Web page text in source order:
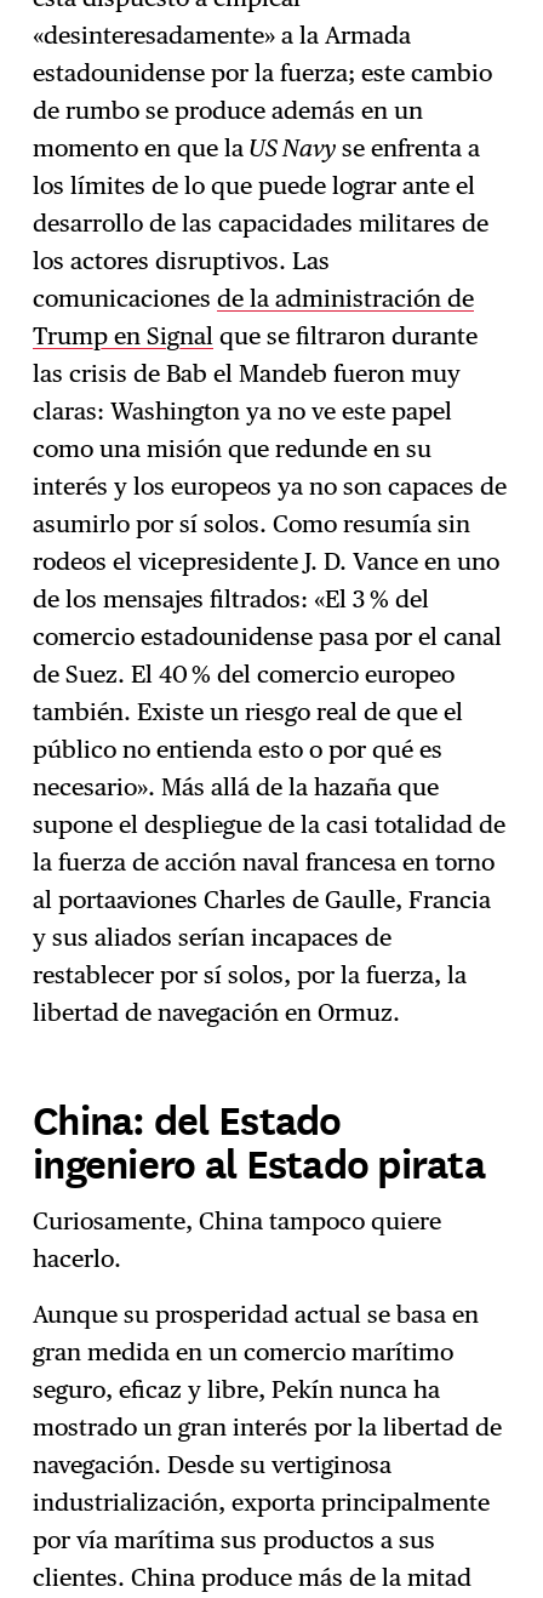
«desinteresadamente» a la Armada
estadounidense por la fuerza; este cambio
de rumbo se produce además en un
momento en que la US Navy se enfrenta a
los límites de lo que puede lograr ante el
desarrollo de las capacidades militares de
los actores disruptivos. Las
comunicacionesde la administración de
Trump en Signal que se filtraron durante
las crisis de Bab el Mandeb fueron muy
claras: Washington ya no ve este papel
como una misión que redunde en su
interés y los europeos ya no son capaces de
asumirlo por sí solos. Como resumía sin
rodeos el vicepresidente J. D. Vance en uno
de los mensajes filtrados: «El 3 % del
comercio estadounidense pasa por el canal
de Suez. El 40 % del comercio europeo
también. Existe un riesgo real de que el
público no entienda esto o por qué es
necesario». Más allá de la hazaña que
supone el despliegue de la casi totalidad de
la fuerza de acción naval francesa en torno
al portaaviones Charles de Gaulle, Francia
y sus aliados serían incapaces de
restablecer por sí solos, por la fuerza, la
libertad de navegación en Ormuz.
China: del Estado
ingeniero al Estado pirata
Curiosamente, China tampoco quiere
hacerlo.
Aunque su prosperidad actual se basa en
gran medida en un comercio marítimo
seguro, eficaz y libre, Pekín nunca ha
mostrado un gran interés por la libertad de
navegación. Desde su vertiginosa
industrialización, exporta principalmente
por vía marítima sus productos a sus
clientes. China produce más de la mitad